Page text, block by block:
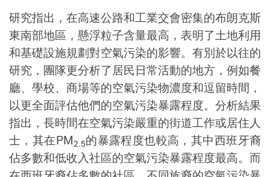
研究指出，在高速公路和工業交會密集的布朗克斯
東南部地區，懸浮粒子含量最高，表明了土地利用
和基礎設施規劃對空氣污染的影響。有別於以往的
研究，團隊更分析了居民日常活動的地方，例如餐
廳、學校、商場等的空氣污染物濃度和逗留時間，
以更全面評估他們的空氣污染暴露程度。分析結果
指出，長時間在空氣污染嚴重的街道工作或居住人
士，其在PM2.5的暴露程度也較高，其中西班牙裔
佔多數和低收入社區的空氣污染暴露程度最高。而